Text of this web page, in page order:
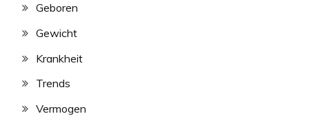
Geboren
Gewicht
Krankheit
Trends
Vermogen